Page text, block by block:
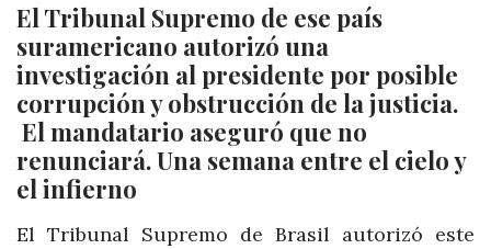
El Tribunal Supremo de ese país
suramericano autorizó una
investigación al presidente por posible
corrupción y obstrucción de la justicia.
El mandatario aseguró que no
renunciará. Una semana entre el cielo y
el infierno
El Tribunal Supremo de Brasil autorizó este